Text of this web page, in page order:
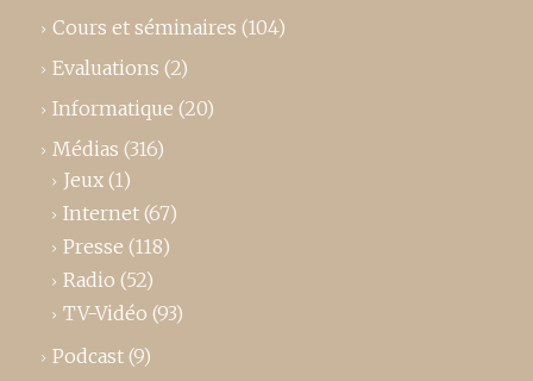
Cours et séminaires (104)
Evaluations (2)
Informatique (20)
Médias (316)
Jeux (1)
Internet (67)
Presse (118)
Radio (52)
TV-Vidéo (93)
Podcast (9)